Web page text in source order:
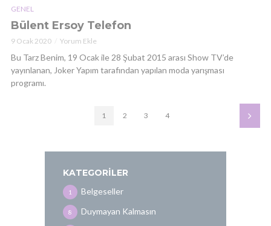
GENEL
Bülent Ersoy Telefon
9 Ocak 2020 Yorum Ekle
Bu Tarz Benim, 19 Ocak ile 28 Şubat 2015 arası Show TV’de
yayınlanan, Joker Yapım tarafından yapılan moda yarışması
programı.
1 2 3 4
KATEGORILER
Belgeseller
1
Duymayan Kalmasın
8